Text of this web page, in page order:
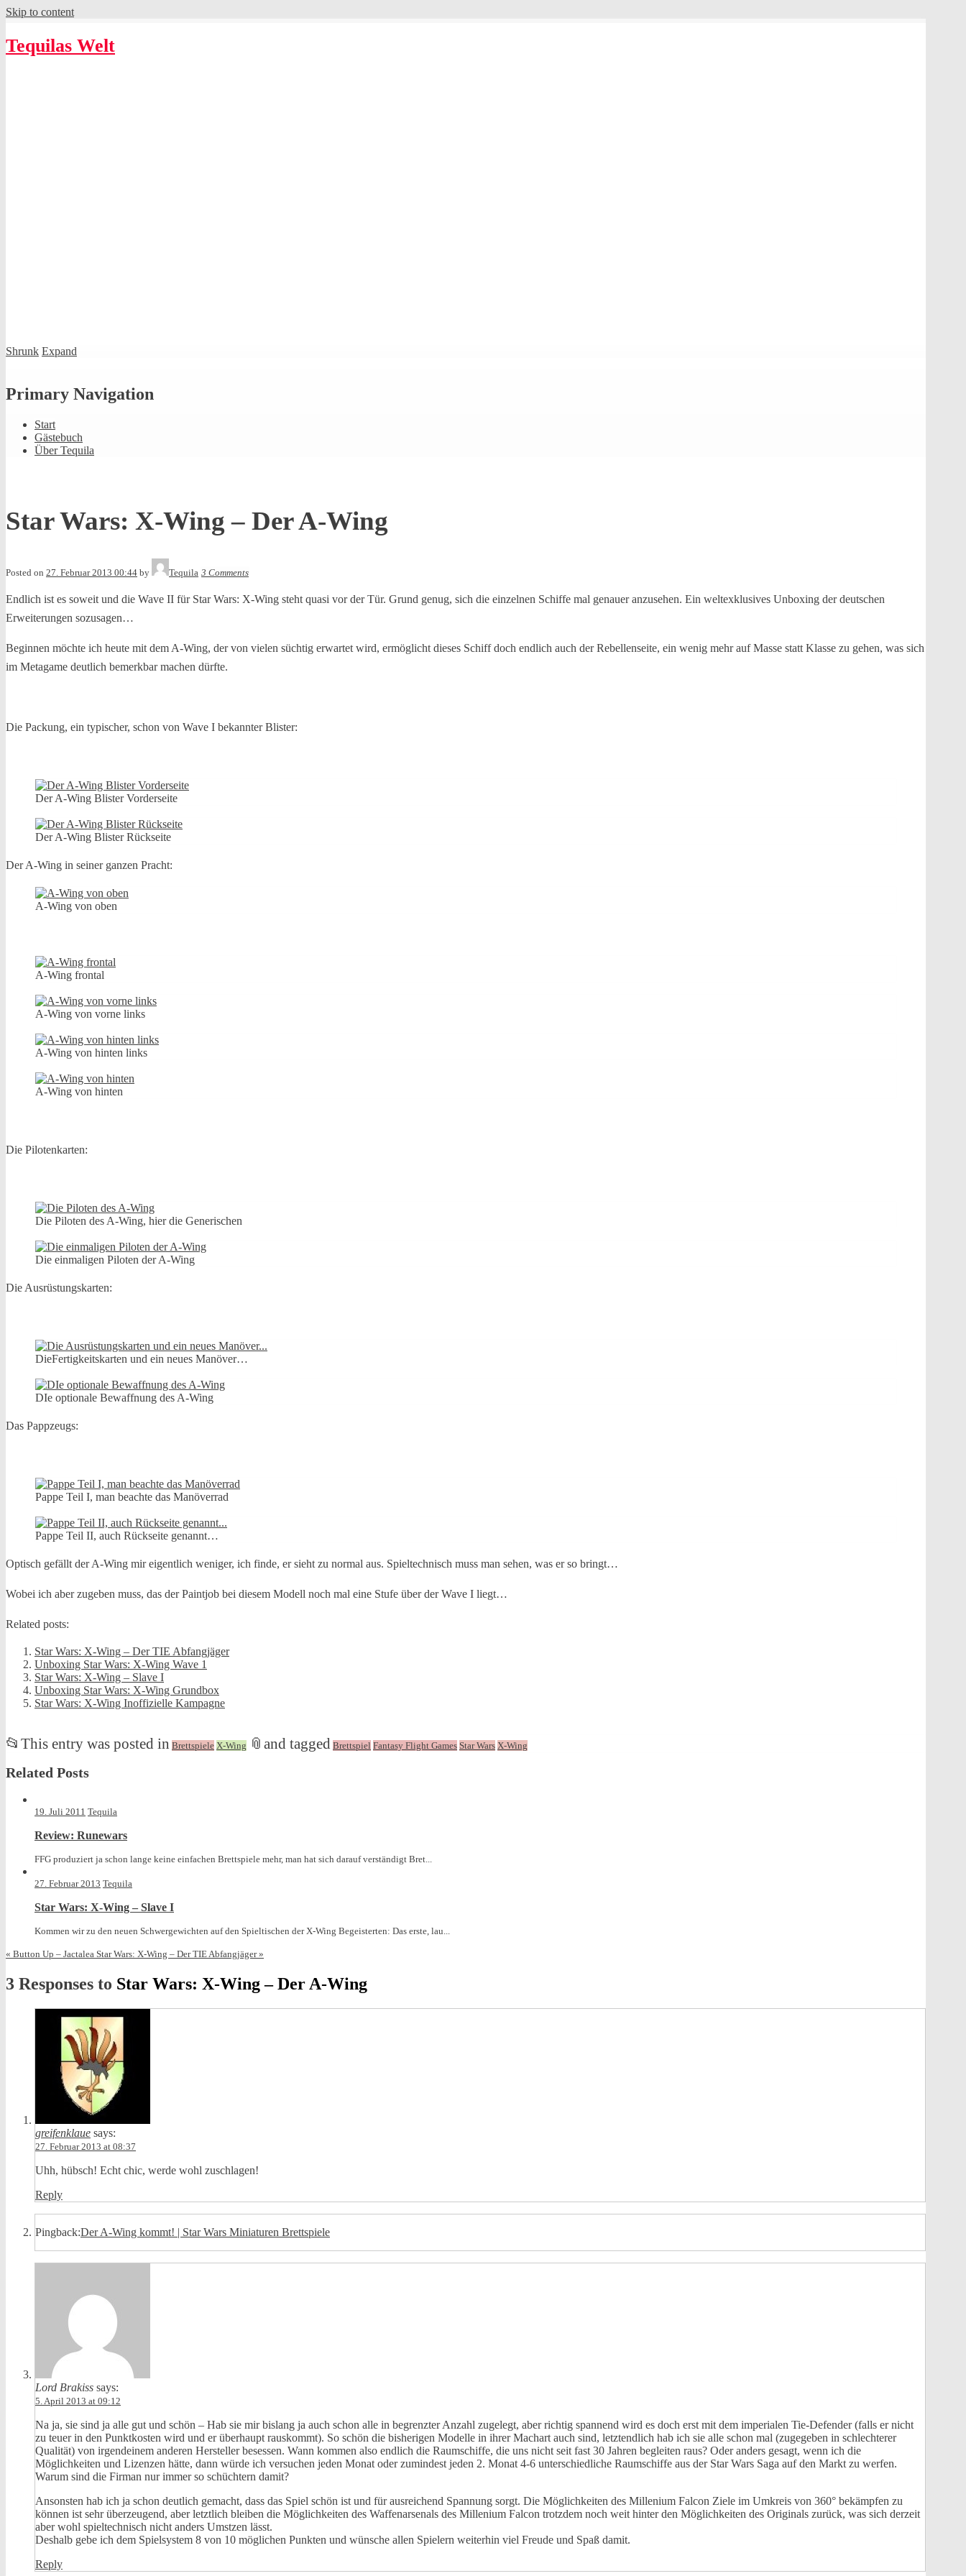
Skip to content
Tequilas Welt
Shrunk Expand
Primary Navigation
Start
Gästebuch
Über Tequila
Star Wars: X-Wing – Der A-Wing
Posted on 27. Februar 2013 00:44 by Tequila 3 Comments
Endlich ist es soweit und die Wave II für Star Wars: X-Wing steht quasi vor der Tür. Grund genug, sich die einzelnen Schiffe mal genauer anzusehen. Ein weltexklusives Unboxing der deutschen
Erweiterungen sozusagen…
Beginnen möchte ich heute mit dem A-Wing, der von vielen süchtig erwartet wird, ermöglicht dieses Schiff doch endlich auch der Rebellenseite, ein wenig mehr auf Masse statt Klasse zu gehen, was sich
im Metagame deutlich bemerkbar machen dürfte.
Die Packung, ein typischer, schon von Wave I bekannter Blister:
Der A-Wing Blister Vorderseite
Der A-Wing Blister Rückseite
Der A-Wing in seiner ganzen Pracht:
A-Wing von oben
A-Wing frontal
A-Wing von vorne links
A-Wing von hinten links
A-Wing von hinten
Die Pilotenkarten:
Die Piloten des A-Wing, hier die Generischen
Die einmaligen Piloten der A-Wing
Die Ausrüstungskarten:
DieFertigkeitskarten und ein neues Manöver…
DIe optionale Bewaffnung des A-Wing
Das Pappzeugs:
Pappe Teil I, man beachte das Manöverrad
Pappe Teil II, auch Rückseite genannt…
Optisch gefällt der A-Wing mir eigentlich weniger, ich finde, er sieht zu normal aus. Spieltechnisch muss man sehen, was er so bringt…
Wobei ich aber zugeben muss, das der Paintjob bei diesem Modell noch mal eine Stufe über der Wave I liegt…
Related posts:
Star Wars: X-Wing – Der TIE Abfangjäger
Unboxing Star Wars: X-Wing Wave 1
Star Wars: X-Wing – Slave I
Unboxing Star Wars: X-Wing Grundbox
Star Wars: X-Wing Inoffizielle Kampagne
📂 This entry was posted in Brettspiele X-Wing 📎 and tagged Brettspiel Fantasy Flight Games Star Wars X-Wing
Related Posts
19. Juli 2011 Tequila
Review: Runewars
FFG produziert ja schon lange keine einfachen Brettspiele mehr, man hat sich darauf verständigt Bret...
27. Februar 2013 Tequila
Star Wars: X-Wing – Slave I
Kommen wir zu den neuen Schwergewichten auf den Spieltischen der X-Wing Begeisterten: Das erste, lau...
« Button Up – Jactalea Star Wars: X-Wing – Der TIE Abfangjäger»
3 Responses to Star Wars: X-Wing – Der A-Wing
greifenklaue says:
27. Februar 2013 at 08:37
Uhh, hübsch! Echt chic, werde wohl zuschlagen!
Reply
Pingback:Der A-Wing kommt! | Star Wars Miniaturen Brettspiele
Lord Brakiss says:
5. April 2013 at 09:12
Na ja, sie sind ja alle gut und schön – Hab sie mir bislang ja auch schon alle in begrenzter Anzahl zugelegt, aber richtig spannend wird es doch erst mit dem imperialen Tie-Defender (falls er nicht
zu teuer in den Punktkosten wird und er überhaupt rauskommt). So schön die bisherigen Modelle in ihrer Machart auch sind, letztendlich hab ich sie alle schon mal (zugegeben in schlechterer
Qualität) von irgendeinem anderen Hersteller besessen. Wann kommen also endlich die Raumschiffe, die uns nicht seit fast 30 Jahren begleiten raus? Oder anders gesagt, wenn ich die
Möglichkeiten und Lizenzen hätte, dann würde ich versuchen jeden Monat oder zumindest jeden 2. Monat 4-6 unterschiedliche Raumschiffe aus der Star Wars Saga auf den Markt zu werfen.
Warum sind die Firman nur immer so schüchtern damit?
Ansonsten hab ich ja schon deutlich gemacht, dass das Spiel schön ist und für ausreichend Spannung sorgt. Die Möglichkeiten des Millenium Falcon Ziele im Umkreis von 360° bekämpfen zu
können ist sehr überzeugend, aber letztlich bleiben die Möglichkeiten des Waffenarsenals des Millenium Falcon trotzdem noch weit hinter den Möglichkeiten des Originals zurück, was sich derzeit
aber wohl spieltechnisch nicht anders Umstzen lässt.
Deshalb gebe ich dem Spielsystem 8 von 10 möglichen Punkten und wünsche allen Spielern weiterhin viel Freude und Spaß damit.
Reply